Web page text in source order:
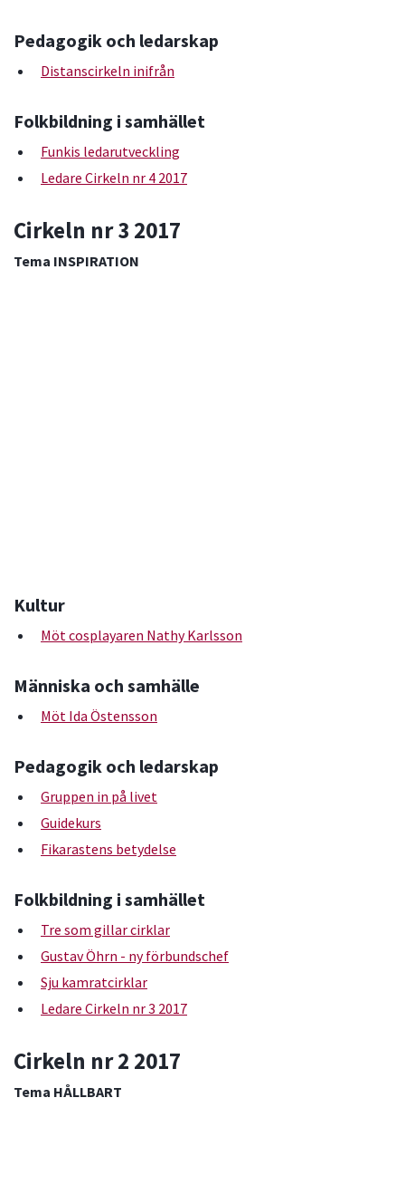
Pedagogik och ledarskap
Distanscirkeln inifrån
Folkbildning i samhället
Funkis ledarutveckling
Ledare Cirkeln nr 4 2017
Cirkeln nr 3 2017
Tema INSPIRATION
Kultur
Möt cosplayaren Nathy Karlsson
Människa och samhälle
Möt Ida Östensson
Pedagogik och ledarskap
Gruppen in på livet
Guidekurs
Fikarastens betydelse
Folkbildning i samhället
Tre som gillar cirklar
Gustav Öhrn - ny förbundschef
Sju kamratcirklar
Ledare Cirkeln nr 3 2017
Cirkeln nr 2 2017
Tema HÅLLBART